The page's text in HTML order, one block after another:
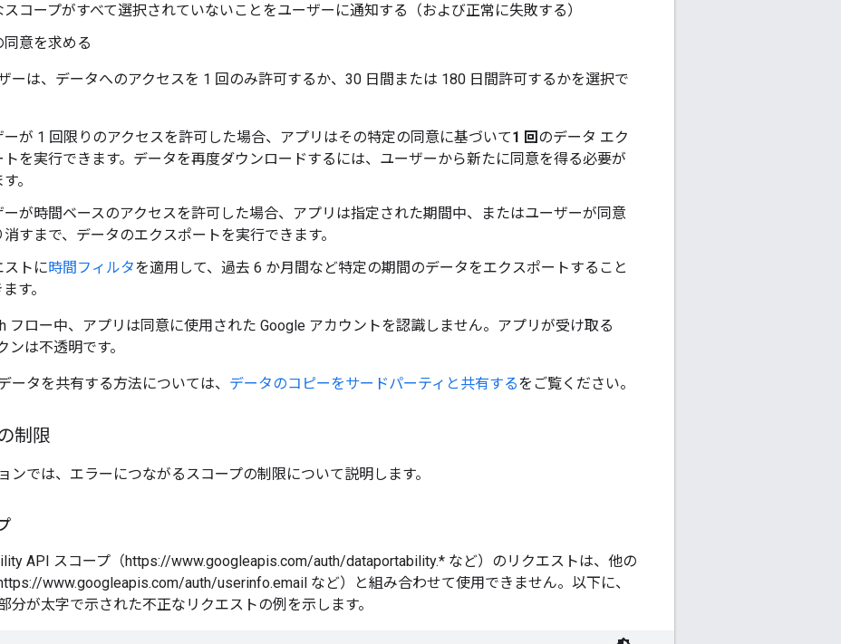
スコープがすべて選択されていないことをユーザーに通知する（および正常に失敗する）
同意を求める
ーは、データへのアクセスを 1 回のみ許可するか、30 日間または 180 日間許可するかを選択で
ーが 1 回限りのアクセスを許可した場合、アプリはその特定の同意に基づいて1 回 のデータ エク
トを実行できます。データを再度ダウンロードするには、ユーザーから新たに同意を得る必要が
。
ーが時間ベースのアクセスを許可した場合、アプリは指定された期間中、またはユーザーが同意
消すまで、データのエクスポートを実行できます。
ストに時間フィルタを適用して、過去 6 か月間など特定の期間のデータをエクスポートすること
す。
フロー中、アプリは同意に使用された Google アカウントを認識しません。アプリが受け取る
ンは不透明です。
ータを共有する方法については、 データのコピーをサードパーティと共有するをご覧ください。
制限
ンでは、エラーにつながるスコープの制限について説明します。
API スコープ（https://www.googleapis.com/auth/dataportability.* など）のリクエストは、他の
www.googleapis.com/auth/userinfo.email など）と組み合わせて使用できません。以下に、
分が太字で示された不正なリクエストの例を示します。